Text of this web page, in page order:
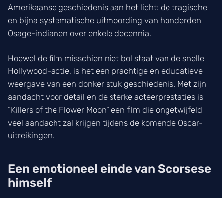
Amerikaanse geschiedenis aan het licht: de tragische
en bijna systematische uitmoording van honderden
Osage-indianen over enkele decennia.
Hoewel de film misschien niet bol staat van de snelle
Hollywood-actie, is het een prachtige en educatieve
weergave van een donker stuk geschiedenis. Met zijn
aandacht voor detail en de sterke acteerprestaties is
“Killers of the Flower Moon” een film die ongetwijfeld
veel aandacht zal krijgen tijdens de komende Oscar-
uitreikingen.
Een emotioneel einde van Scorsese
himself